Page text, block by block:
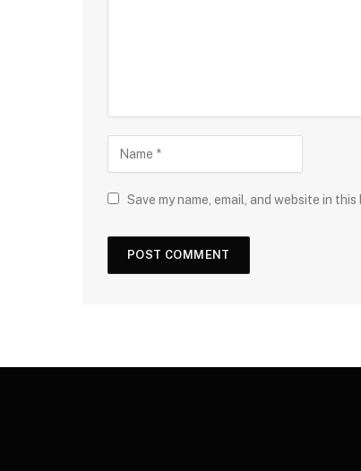
Save my name, email, and website in